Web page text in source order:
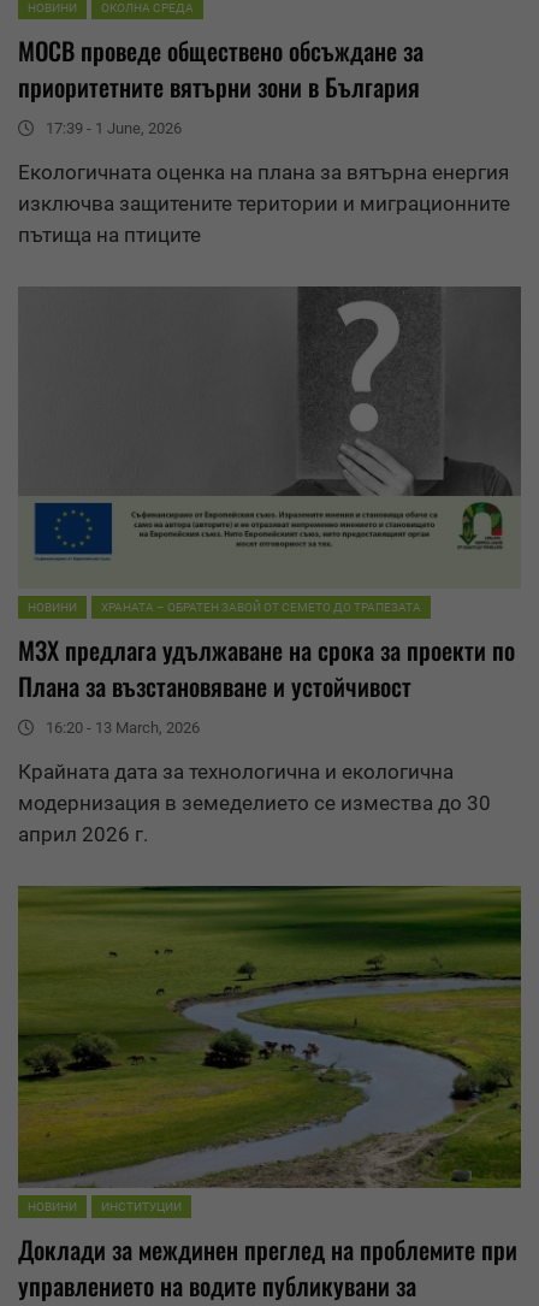
НОВИНИ ОКОЛНА СРЕДА
МОСВ проведе обществено обсъждане за
приоритетните вятърни зони в България
17:39 - 1 June, 2026
Екологичната оценка на плана за вятърна енергия
изключва защитените територии и миграционните
пътища на птиците
НОВИНИ ХРАНАТА – ОБРАТЕН ЗАВОЙ ОТ СЕМЕТО ДО ТРАПЕЗАТА
МЗХ предлага удължаване на срока за проекти по
Плана за възстановяване и устойчивост
16:20 - 13 March, 2026
Крайната дата за технологична и екологична
модернизация в земеделието се измества до 30
април 2026 г.
НОВИНИ ИНСТИТУЦИИ
Доклади за междинен преглед на проблемите при
управлението на водите публикувани за